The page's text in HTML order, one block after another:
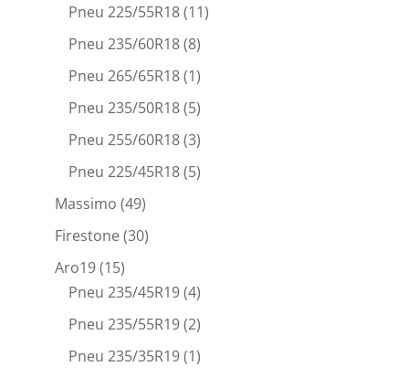
Pneu 225/55R18(11)
Pneu 235/60R18(8)
Pneu 265/65R18(1)
Pneu 235/50R18(5)
Pneu 255/60R18(3)
Pneu 225/45R18(5)
Massimo (49)
Firestone(30)
Aro19(15)
Pneu 235/45R19(4)
Pneu 235/55R19(2)
Pneu 235/35R19(1)